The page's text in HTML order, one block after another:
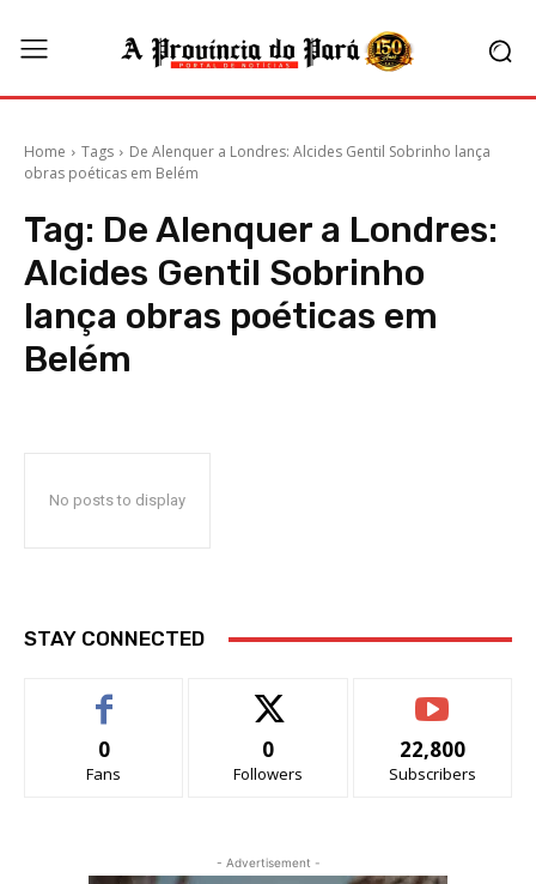
Home Tags
De Alenquer a Londres: Alcides Gentil Sobrinho lança
obras poéticas em Belém
Tag: De Alenquer a Londres:
Alcides Gentil Sobrinho
lança obras poéticas em
Belém
No posts to display
STAY CONNECTED
0
Fans
0
Followers
22,800
Subscribers
- Advertisement -